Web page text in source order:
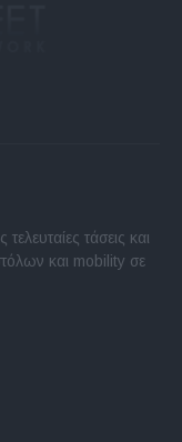
τάσεις και
και mobility σε